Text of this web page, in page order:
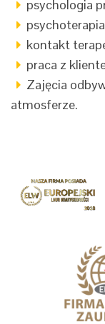
psychologia
kontakt
praca z
Zajęcia
atmosferze.